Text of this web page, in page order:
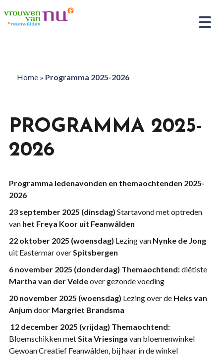
Home» Programma 2025-2026
PROGRAMMA 2025-
2026
Programma ledenavonden en themaochtenden 2025-
2026
23 september 2025 (dinsdag) Startavond met optreden
van het Freya Koor uit Feanwâlden
22 oktober 2025 (woensdag) Lezing vanNynke de Jong
uit Eastermar overSpitsbergen
6 november 2025 (donderdag) Themaochtend:diëtiste
Martha van der Veldeover gezonde voeding
20 november 2025 (woensdag) Lezing over de Heks van
Anjum door Margriet Brandsma
12 december 2025 (vrijdag) Themaochtend:
Bloemschikken metSita Vriesinga van bloemenwinkel
Gewoan Creatief Feanwâlden, bij haar in de winkel